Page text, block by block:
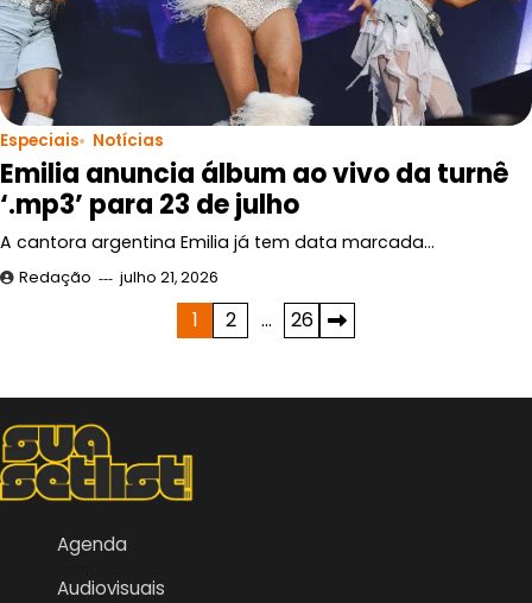
Especiais Notícias
Emilia anuncia álbum ao vivo da turnê
‘.mp3’ para 23 de julho
A cantora argentina Emilia já tem data marcada…
Redação julho 21, 2026
posts
1 2 … 26
Agenda
Audiovisuais